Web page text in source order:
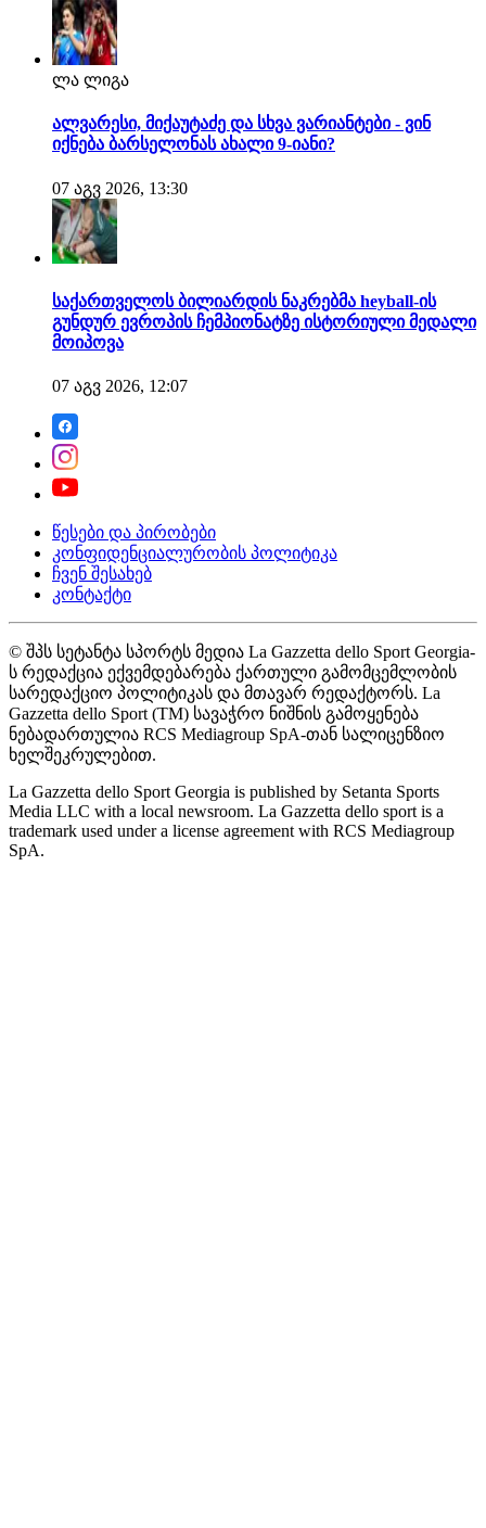
ლა ლიგა
ალვარესი, მიქაუტაძე და სხვა ვარიანტები - ვინ
იქნება ბარსელონას ახალი 9-იანი?
07 აგვ 2026, 13:30
საქართველოს ბილიარდის ნაკრებმა heyball-ის
გუნდურ ევროპის ჩემპიონატზე ისტორიული მედალი
მოიპოვა
07 აგვ 2026, 12:07
წესები და პირობები
კონფიდენციალურობის პოლიტიკა
ჩვენ შესახებ
კონტაქტი
© შპს სეტანტა სპორტს მედია La Gazzetta dello Sport Georgia-
ს რედაქცია ექვემდებარება ქართული გამომცემლობის
სარედაქციო პოლიტიკას და მთავარ რედაქტორს. La
Gazzetta dello Sport (TM) სავაჭრო ნიშნის გამოყენება
ნებადართულია RCS Mediagroup SpA-თან სალიცენზიო
ხელშეკრულებით.
La Gazzetta dello Sport Georgia is published by Setanta Sports
Media LLC with a local newsroom. La Gazzetta dello sport is a
trademark used under a license agreement with RCS Mediagroup
SpA.